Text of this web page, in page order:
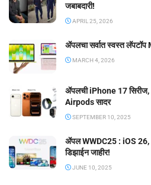
जबाबदारी!
APRIL 25, 2026
ॲपलचा सर्वात स्वस्त
MARCH 4, 2026
ॲपलची iPhone 17
Airpods सादर
SEPTEMBER 10, 2025
ॲपल WWDC25 : iOS
डिझाईन जाहीर!
JUNE 10, 2025